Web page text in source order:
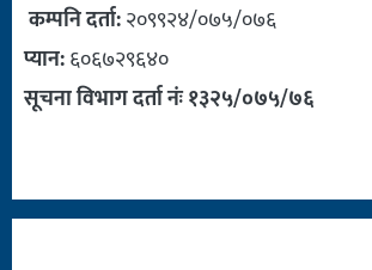
कम्पनि दर्ता:२०९९२४/०७५/०७६
प्यान:६०६७२९६४०
सूचना विभाग दर्ता नंः १३२५/०७५/७६